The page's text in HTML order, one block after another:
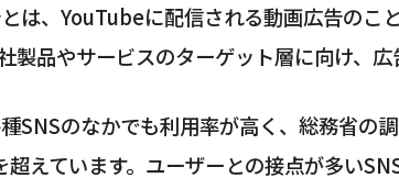
は、YouTubeに配信される動画広告のこ
製品やサービスのターゲット層に向け、広
SNSのなかでも利用率が高く、総務省の
えています。ユーザーとの接点が多い